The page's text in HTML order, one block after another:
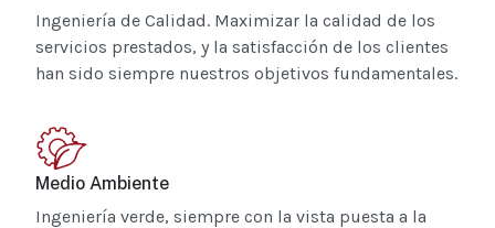
Ingeniería de Calidad. Maximizar la calidad de los
servicios prestados, y la satisfacción de los clientes
han sido siempre nuestros objetivos fundamentales.
Medio Ambiente
Ingeniería verde, siempre con la vista puesta a la